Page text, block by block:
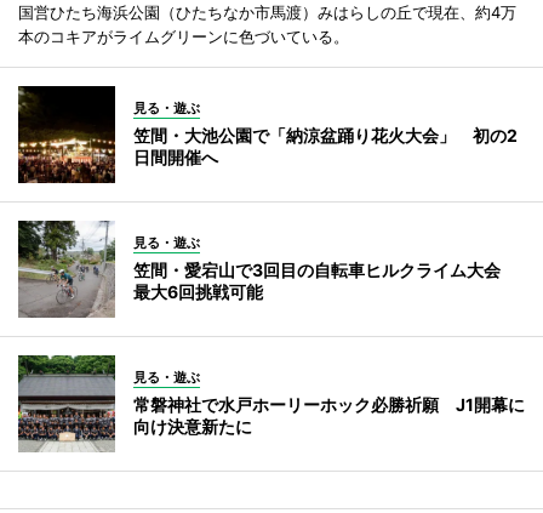
国営ひたち海浜公園（ひたちなか市馬渡）みはらしの丘で現在、約4万
本のコキアがライムグリーンに色づいている。
見る・遊ぶ
笠間・大池公園で「納涼盆踊り花火大会」 初の2
日間開催へ
見る・遊ぶ
笠間・愛宕山で3回目の自転車ヒルクライム大会
最大6回挑戦可能
見る・遊ぶ
常磐神社で水戸ホーリーホック必勝祈願 J1開幕に
向け決意新たに